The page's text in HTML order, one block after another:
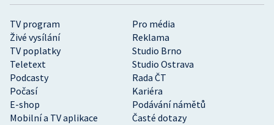
TV program
Pro média
Živé vysílání
Reklama
TV poplatky
Studio Brno
Teletext
Studio Ostrava
Podcasty
Rada ČT
Počasí
Kariéra
E-shop
Podávání námětů
Mobilní a TV aplikace
Časté dotazy